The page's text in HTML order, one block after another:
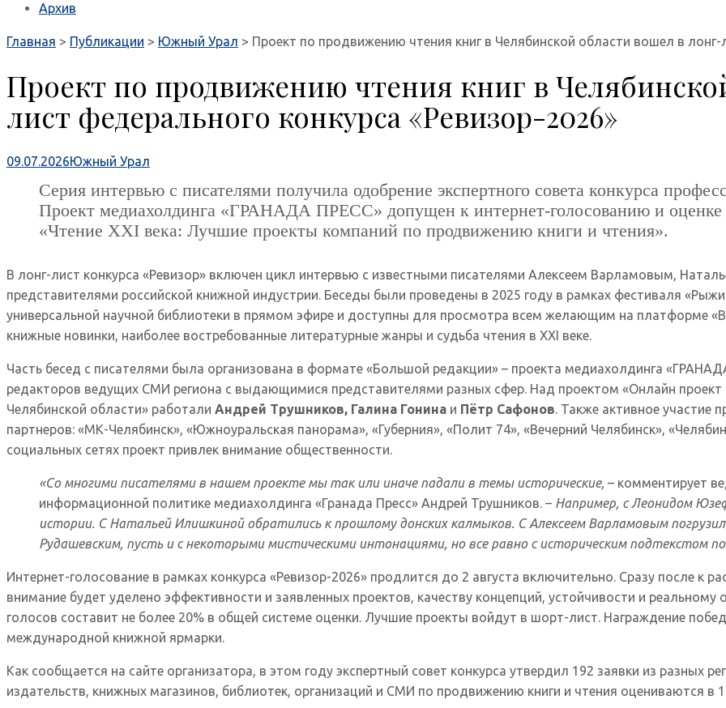
Архив
Главная > Публикации > Южный Урал > Проект по продвижению чтения книг в Челябинской области вошел в
Проект по продвижению чтения книг в
лист федерального конкурса «Ревизор-2026»
09.07.2026Южный Урал
Серия интервью с писателями получила одобрение экспертного совета конкурса
Проект медиахолдинга «ГРАНАДА ПРЕСС» допущен к интернет-голосованию и
«Чтение XXI века: Лучшие проекты компаний по продвижению книги и чтения».
В лонг-лист конкурса «Ревизор» включен цикл интервью с известными писателями Алексеем Варламовым,
представителями российской книжной индустрии. Беседы были проведены в 2025 году в рамках фестиваля
универсальной научной библиотеки в прямом эфире и доступны для просмотра всем желающим на платформе
книжные новинки, наиболее востребованные литературные жанры и судьба чтения в XXI веке.
Часть бесед с писателями была организована в формате «Большой редакции» – проекта медиахолдинга
редакторов ведущих СМИ региона с выдающимися представителями разных сфер. Над проектом «Онлайн проект
Челябинской области» работали Андрей Трушников, Галина Гонина и Пётр Сафонов. Также активное участие
партнеров: «МК-Челябинск», «Южноуральская панорама», «Губерния», «Полит 74», «Вечерний Челябинск»,
социальных сетях проект привлек внимание общественности.
«Со многими писателями в нашем проекте мы так или иначе падали в темы исторические, – комментирует
информационной политике медиахолдинга «Гранада Пресс» Андрей Трушников. – Например, с Леонидом
истории. С Натальей Илишкиной обратились к прошлому донских калмыков. С Алексеем Варламовым
Рудашевским, пусть и с некоторыми мистическими интонациями, но все равно с историческим подтекстом
Интернет-голосование в рамках конкурса «Ревизор-2026» продлится до 2 августа включительно. Сразу после к
внимание будет уделено эффективности и заявленных проектов, качеству концепций, устойчивости и
голосов составит не более 20% в общей системе оценки. Лучшие проекты войдут в шорт-лист. Награждение
международной книжной ярмарки.
Как сообщается на сайте организатора, в этом году экспертный совет конкурса утвердил 192 заявки из разных
издательств, книжных магазинов, библиотек, организаций и СМИ по продвижению книги и чтения оцениваются в